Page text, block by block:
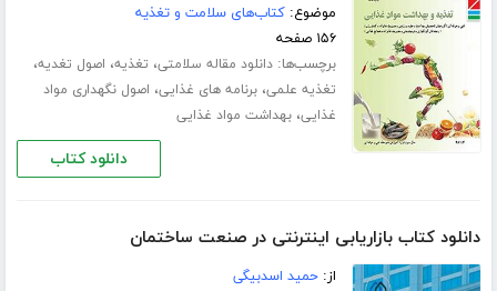
موضوع:کتاب‌های سلامت و تغذیه
۱۵۶ صفحه
برچسب‌ها:دانلود مقاله سلامتی، تغذیه، اصول تغدیه،
تغذیه علمی،برنامه های غذایی، اصول نگهداری مواد
غذایی،بهداشت مواد غذایی
دانلود کتاب
دانلود کتاب بازاریابی اینترنتی در صنعت ساختمان
از:حمید اسدبیگی